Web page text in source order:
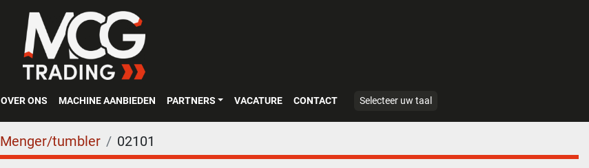
OVER ONS MACHINE AANBIEDEN PARTNERS VACATURE CONTACT Selecteer uw taal
Menger/tumbler 02101